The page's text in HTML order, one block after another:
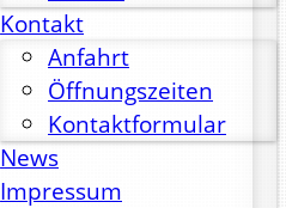
Kontakt
Anfahrt
Öffnungszeiten
Kontaktformular
News
Impressum